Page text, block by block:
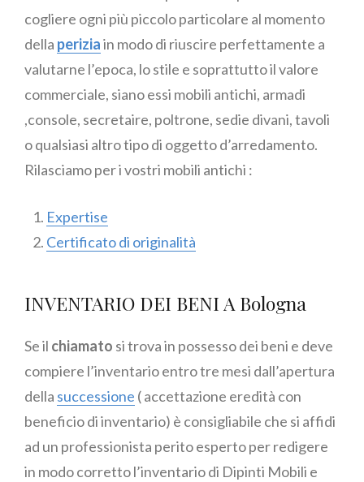
cogliere ogni più piccolo particolare al momento
della periziain modo di riuscire perfettamente a
valutarne l’epoca, lo stile e soprattutto il valore
commerciale, siano essi mobili antichi, armadi
,console, secretaire, poltrone, sedie divani, tavoli
o qualsiasi altro tipo di oggetto d’arredamento.
Rilasciamo per i vostri mobili antichi :
Expertise
Certificato di originalità
INVENTARIO DEI BENI A Bologna
Se il chiamato si trova in possesso dei beni e deve
compiere l’inventario entro tre mesi dall’apertura
della successione ( accettazione eredità con
beneficio di inventario) è consigliabile che si affidi
ad un professionista perito esperto per redigere
in modo corretto l’inventario di Dipinti Mobili e